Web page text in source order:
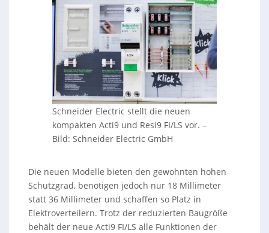
Schneider Electric stellt die neuen
kompakten Acti9 und Resi9 FI/LS vor. –
Bild: Schneider Electric GmbH
Die neuen Modelle bieten den gewohnten hohen
Schutzgrad, benötigen jedoch nur 18 Millimeter
statt 36 Millimeter und schaffen so Platz in
Elektroverteilern. Trotz der reduzierten Baugröße
behält der neue Acti9 FI/LS alle Funktionen der